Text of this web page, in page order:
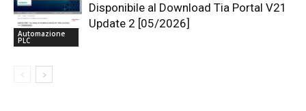
Automazione
PLC
Disponibile al Download Tia Portal V21
Update 2 [05/2026]